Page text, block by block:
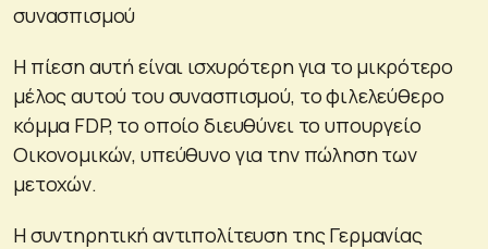
συνασπισμού
Η πίεση αυτή είναι ισχυρότερη για το μικρότερο
μέλος αυτού του συνασπισμού, το φιλελεύθερο
κόμμα FDP, το οποίο διευθύνει το υπουργείο
Οικονομικών, υπεύθυνο για την πώληση των
μετοχών.
Η συντηρητική αντιπολίτευση της Γερμανίας